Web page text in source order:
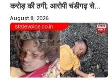
करोड़ की ठगी; आरोपी चंडीगढ़ से
गिरफ्तार
August 8, 2026